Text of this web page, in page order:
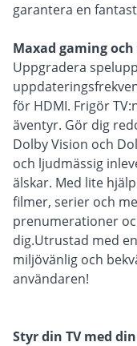
garantera en
Maxad gaming
Uppgradera
för HDMI. Frigör
äventyr. Gör dig
Dolby Vision och
och ljudmässig
älskar. Med lite
filmer, serier och
prenumerationer
dig.Utrustad med
miljövänlig och
användaren!
Styr din TV med